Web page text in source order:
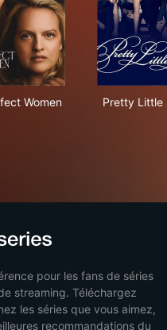
Women Pretty Little
pour les fans de séries
streaming. Téléchargez
les séries que vous aimez,
recommandations du